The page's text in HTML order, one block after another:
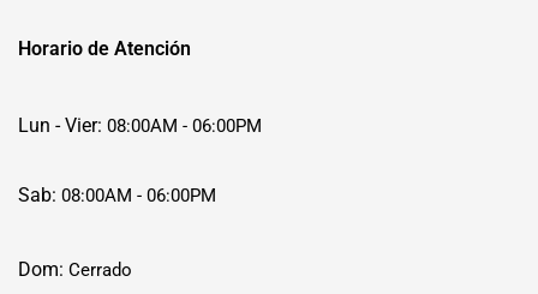
Horario de Atención
Lun - Vier: 08:00AM - 06:00PM
Sab: 08:00AM - 06:00PM
Dom: Cerrado